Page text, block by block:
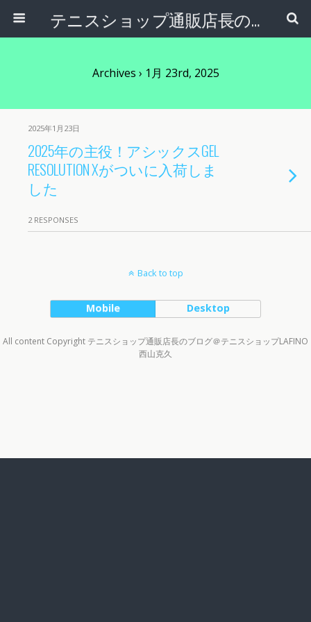
テニスショップ通販店長のブログ＠テニスショップLAFINO 西山克久
Archives › 1月 23rd, 2025
2025年1月23日
2025年の主役！アシックスGEL
RESOLUTION Xがついに入荷しま
した
2 RESPONSES
Back to top
Mobile Desktop
All content Copyright テニスショップ通販店長のブログ＠テニスショップLAFINO
西山克久